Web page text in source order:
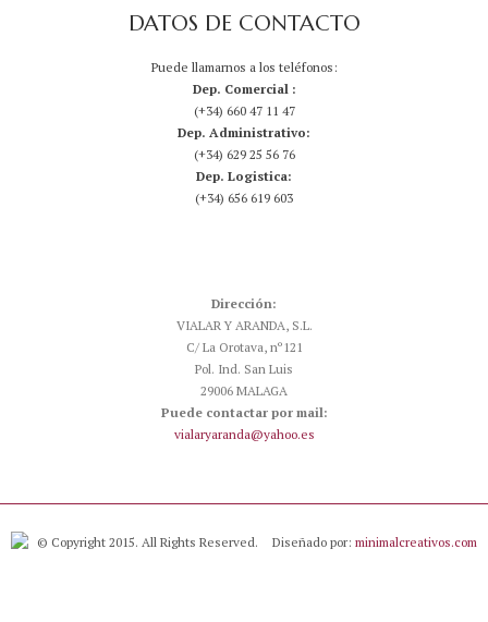
DATOS DE CONTACTO
Puede llamarnos a los teléfonos:
Dep. Comercial :
(+34) 660 47 11 47
Dep. Administrativo:
(+34) 629 25 56 76
Dep. Logistica:
(+34) 656 619 603
Dirección:
VIALAR Y ARANDA, S.L.
C/ La Orotava, nº121
Pol. Ind. San Luis
29006 MALAGA
Puede contactar por mail:
vialaryaranda@yahoo.es
© Copyright 2015. All Rights Reserved. Diseñado por: minimalcreativos.com